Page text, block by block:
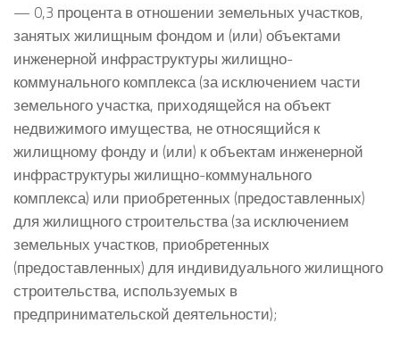
— 0,3 процента в отношении земельных участков,
занятых жилищным фондом и (или) объектами
инженерной инфраструктуры жилищно-
коммунального комплекса (за исключением части
земельного участка, приходящейся на объект
недвижимого имущества, не относящийся к
жилищному фонду и (или) к объектам инженерной
инфраструктуры жилищно-коммунального
комплекса) или приобретенных (предоставленных)
для жилищного строительства (за исключением
земельных участков, приобретенных
(предоставленных) для индивидуального жилищного
строительства, используемых в
предпринимательской деятельности);